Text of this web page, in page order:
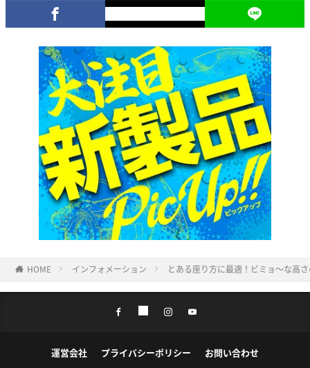
HOME インフォメーション とある座り方に最適！ビミョ〜な高
運営会社 プライバシーポリシー お問い合わせ